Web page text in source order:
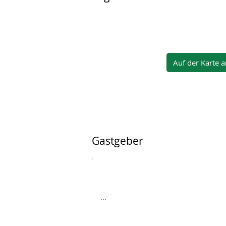
Auf der Karte
Gastgeber
...